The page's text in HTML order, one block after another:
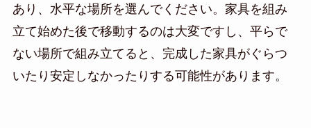
あり、水平な場所を選んでください。家具を組み
立て始めた後で移動するのは大変ですし、平らで
ない場所で組み立てると、完成した家具がぐらつ
いたり安定しなかったりする可能性があります。